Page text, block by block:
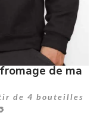
de ma
de 4 bouteilles